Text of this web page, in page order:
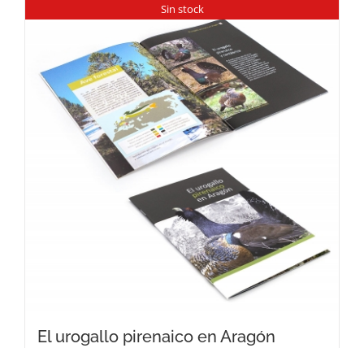
múltiples
variantes.
Las
opciones
se
pueden
elegir
en
la
página
de
producto
Sin stock
El urogallo pirenaico en Aragón